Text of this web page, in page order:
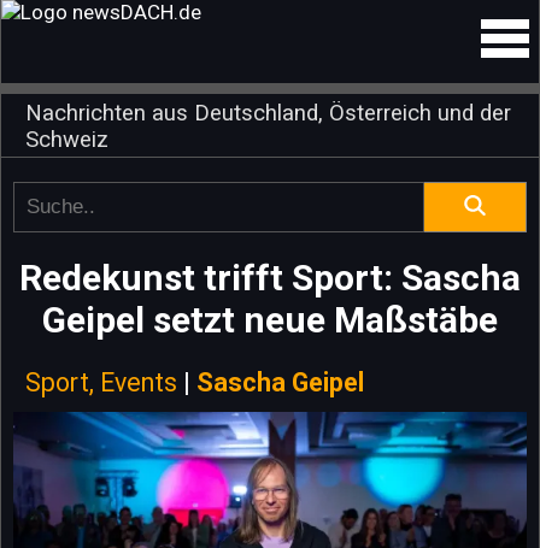
Nachrichten aus Deutschland, Österreich und der
Schweiz
Redekunst trifft Sport: Sascha
Geipel setzt neue Maßstäbe
Sport, Events | Sascha Geipel